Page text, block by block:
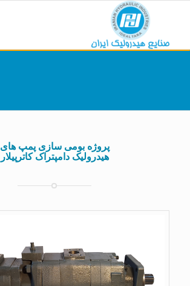
پروژه بومی سازی پمپ های
هیدرولیک دامپتراک کاترپیلار